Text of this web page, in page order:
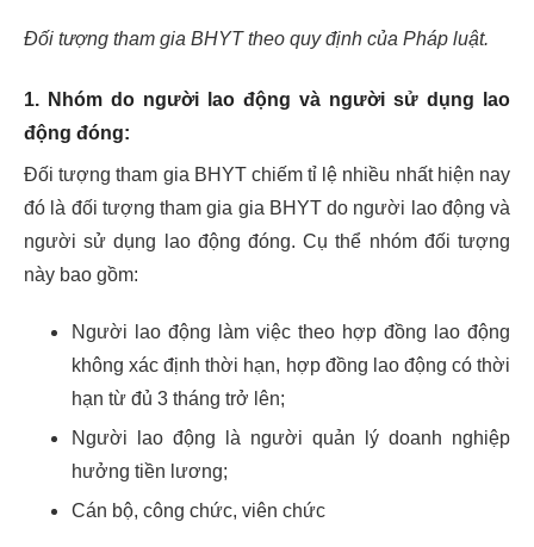
Đối tượng tham gia BHYT theo quy định của Pháp luật.
1. Nhóm do người lao động và người sử dụng lao
động đóng:
Đối tượng tham gia BHYT chiếm tỉ lệ nhiều nhất hiện nay
đó là đối tượng tham gia gia BHYT do người lao động và
người sử dụng lao động đóng. Cụ thể nhóm đối tượng
này bao gồm:
Người lao động làm việc theo hợp đồng lao động
không xác định thời hạn, hợp đồng lao động có thời
hạn từ đủ 3 tháng trở lên;
Người lao động là người quản lý doanh nghiệp
hưởng tiền lương;
Cán bộ, công chức, viên chức